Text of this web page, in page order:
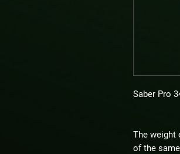
Saber Pro
The weight
of the